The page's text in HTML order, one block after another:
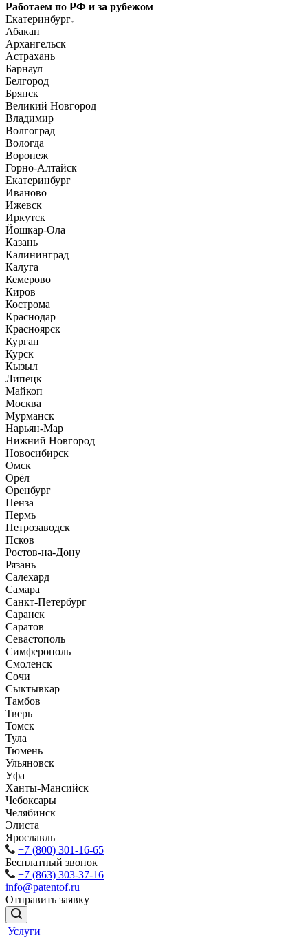
Работаем по РФ и за рубежом
Екатеринбург
Абакан
Архангельск
Астрахань
Барнаул
Белгород
Брянск
Великий Новгород
Владимир
Волгоград
Вологда
Воронеж
Горно-Алтайск
Екатеринбург
Иваново
Ижевск
Иркутск
Йошкар-Ола
Казань
Калининград
Калуга
Кемерово
Киров
Кострома
Краснодар
Красноярск
Курган
Курск
Кызыл
Липецк
Майкоп
Москва
Мурманск
Нарьян-Мар
Нижний Новгород
Новосибирск
Омск
Орёл
Оренбург
Пенза
Пермь
Петрозаводск
Псков
Ростов-на-Дону
Рязань
Салехард
Самара
Санкт-Петербург
Саранск
Саратов
Севастополь
Симферополь
Смоленск
Сочи
Сыктывкар
Тамбов
Тверь
Томск
Тула
Тюмень
Ульяновск
Уфа
Ханты-Мансийск
Чебоксары
Челябинск
Элиста
Ярославль
+7 (800) 301-16-65
Бесплатный звонок
+7 (863) 303-37-16
info@patentof.ru
Отправить заявку
Услуги